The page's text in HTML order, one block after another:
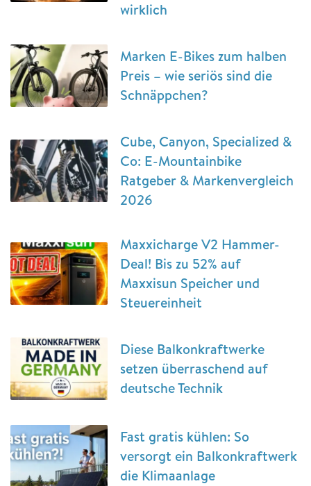
wirklich
Marken E-Bikes zum halben
Preis – wie seriös sind die
Schnäppchen?
Cube, Canyon, Specialized &
Co: E-Mountainbike
Ratgeber & Markenvergleich
2026
Maxxicharge V2 Hammer-
Deal! Bis zu 52% auf
Maxxisun Speicher und
Steuereinheit
Diese Balkonkraftwerke
setzen überraschend auf
deutsche Technik
Fast gratis kühlen: So
versorgt ein Balkonkraftwerk
die Klimaanlage